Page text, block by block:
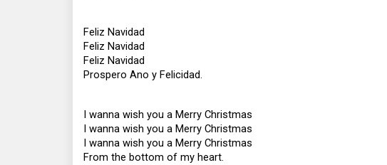
Feliz Navidad
Feliz Navidad
Feliz Navidad
Prospero Ano y Felicidad.
I wanna wish you a Merry Christmas
I wanna wish you a Merry Christmas
I wanna wish you a Merry Christmas
From the bottom of my heart.